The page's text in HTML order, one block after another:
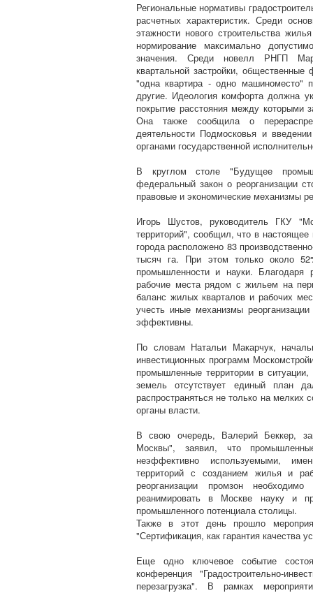
Региональные нормативы
расчетных характеристик. Среди
этажности нового строительства
нормирование максимально
значения. Среди новелл РНГП
квартальной застройки,
"одна квартира - одно машиноместо"
другие. Идеология комфорта должна
покрытие расстояния между которыми
Она также сообщила о
деятельности Подмосковья и
органами государственной
В круглом столе "Будущее
федеральный закон о реорганизации
правовые и экономические механизмы
Игорь Шустов, руководитель ГКУ
территорий", сообщил, что в
города расположено 83
тысяч га. При этом только около
промышленности и науки. Благодаря
рабочие места рядом с жильем на
баланс жилых кварталов и рабочих
учесть иные механизмы
эффективны.
По словам Натальи Макарчук,
инвестиционных программ
промышленные территории в
земель отсутствует единый план
распространяться не только на мелких
органы власти.
В свою очередь, Валерий Беккер,
Москвы", заявил, что
неэффективно используемыми,
территорий с созданием жилья и
реорганизации промзон
реанимировать в Москве науку и
промышленного потенциала столицы.
Также в этот день прошло
"Сертификация, как гарантия качества
Еще одно ключевое событие
конференция "Градостроительно-
перезагрузка". В рамках